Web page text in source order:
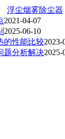
浮尘烟雾除尘器
2021-04-07
2025-06-10
的性能比较2023-
题分析解决2025-